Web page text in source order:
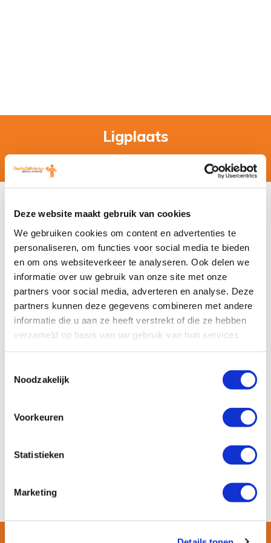
Deze website maakt gebruik van cookies
We gebruiken cookies om content en advertenties te
personaliseren, om functies voor social media te bieden
en om ons websiteverkeer te analyseren. Ook delen we
informatie over uw gebruik van onze site met onze
partners voor social media, adverteren en analyse. Deze
partners kunnen deze gegevens combineren met andere
informatie die u aan ze heeft verstrekt of die ze hebben
verzameld op basis van uw gebruik van hun services.
Noodzakelijk
Voorkeuren
Statistieken
Marketing
Ligplaats
Ligplaats
Eenligplaatsis
een vaste plaats
waar je een boot
kan aanmeren.
Het is een plaats
in het water dat
bestemd is voor het afmeren van
vaartuigen. De ligplaats wordt
Ligplaatsen kunnen openbaar zijn, zoals
andere haven.
bijvoorbeeld voor een woonboot. Hiervoor